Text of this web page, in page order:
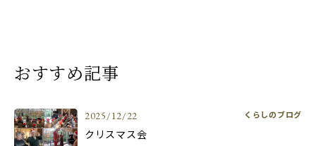
おすすめ記事
2025/12/22 くらしのブログ
クリスマス会